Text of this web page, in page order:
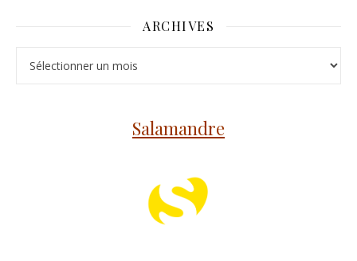
ARCHIVES
Salamandre